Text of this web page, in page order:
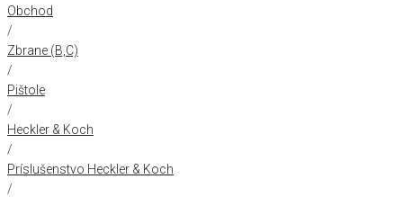
Obchod
/
Zbrane (B,C)
/
Pištole
/
Heckler & Koch
/
Príslušenstvo Heckler & Koch
/